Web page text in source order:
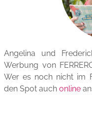
Angelina und
Werbung von
Wer es noch nicht im
den Spot auch online